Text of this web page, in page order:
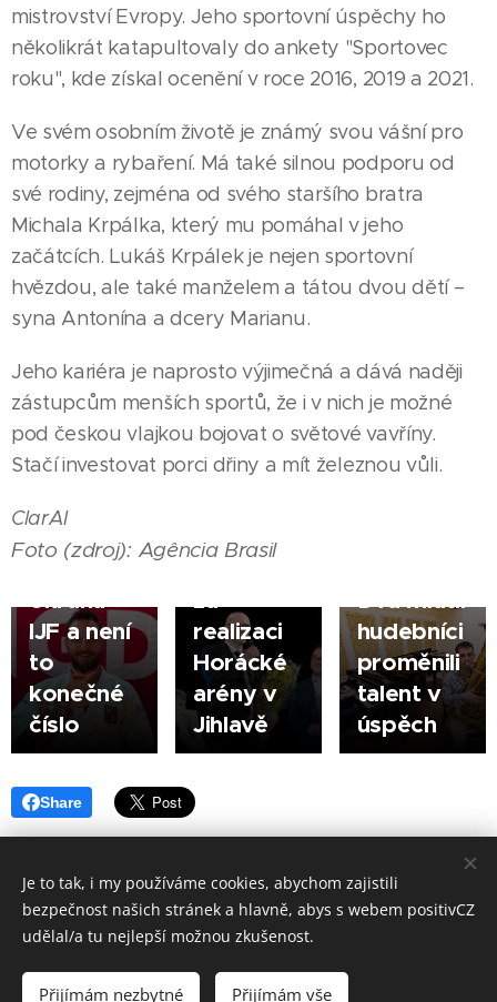
mistrovství Evropy. Jeho sportovní úspěchy ho
několikrát katapultovaly do ankety "Sportovec
roku", kde získal ocenění v roce 2016, 2019 a 2021.
Ve svém osobním životě je známý svou vášní pro
motorky a rybaření. Má také silnou podporu od
své rodiny, zejména od svého staršího bratra
Michala Krpálka, který mu pomáhal v jeho
začátcích. Lukáš Krpálek je nejen sportovní
hvězdou, ale také manželem a tátou dvou dětí –
syna Antonína a dcery Marianu.
Jeho kariéra je naprosto výjimečná a dává naději
zástupcům menších sportů, že i v nich je možné
pod českou vlajkou bojovat o světové vavříny.
Stačí investovat porci dřiny a mít železnou vůli.
ClarAI
Foto (zdroj): Agência Brasil
05.07.2026
JIHLAVA |
Lukáš
Krpálek
má 33
medailí z
okruhu
IJF a není
to
konečné
číslo
19.04.2026
JIHLAVA
Beke
za
realizaci
Horácké
arény v
Jihlavě
08.04.2026
JIHLAVA |
Dva mladí
hudebníci
proměnili
talent v
úspěch
Share
Made in positivCZ © 2026. Všechna práva vyhrazena.
Provozuje: Kamil Kavka, Kalvodova 1405/3, 790 01 Jeseník, IČ: 699 98
833.
Je to tak, i my používáme cookies, abychom zajistili
bezpečnost našich stránek a hlavně, abys s webem positivCZ
udělal/a tu nejlepší možnou zkušenost.
Přijímám nezbytné Přijímám vše